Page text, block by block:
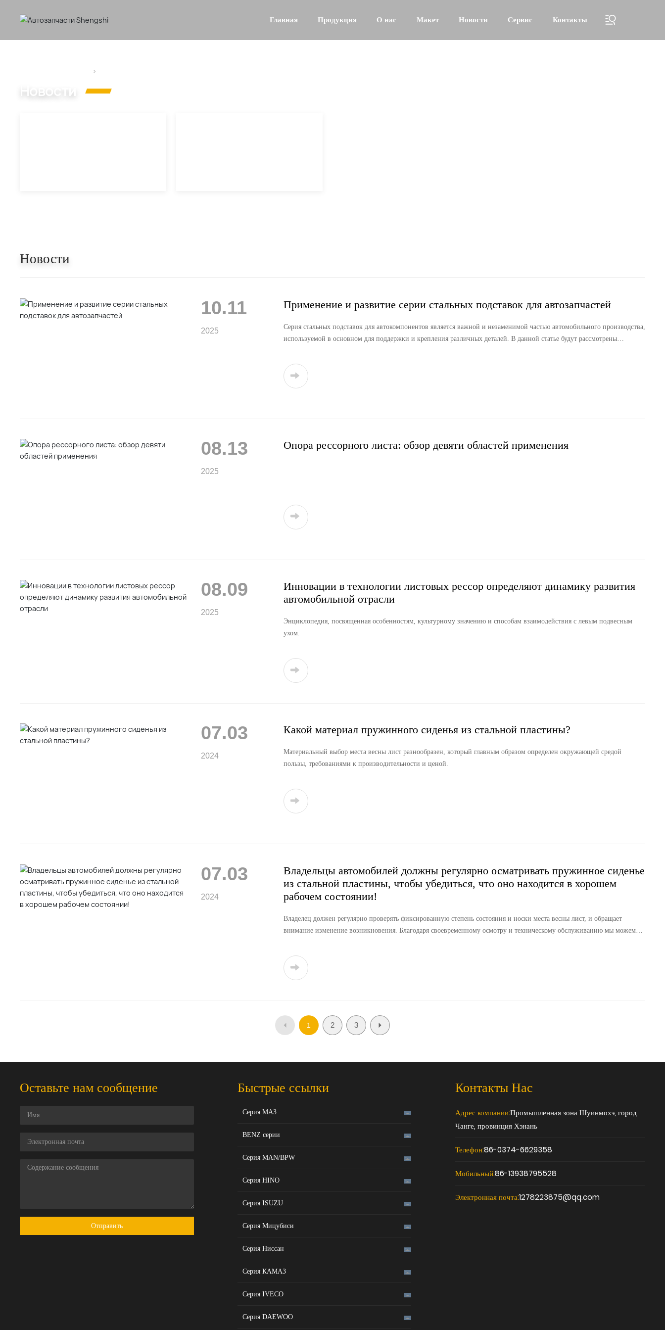
Главная Продукция О нас Макет Новости Сервис Контакты
Новости
Новости
10.11
2025
Применение и развитие серии стальных подставок для автозапчастей
Серия стальных подставок для автокомпонентов является важной и незаменимой частью автомобильного производства,
используемой в основном для поддержки и крепления различных деталей. В данной статье будут рассмотрены
а также современное состояние и перспективы развития их применения в автомобильной отрасли. Путём глубокого
анализа стальных подставок мы стремимся предложить рекомендации предприятиям, способствуя техническому
прогрессу и инновациям в области автокомпонентов.
08.13
2025
Опора рессорного листа: обзор девяти областей применения
08.09
2025
Инновации в технологии листовых рессор определяют динамику развития
автомобильной отрасли
Энциклопедия, посвященная особенностям, культурному значению и способам взаимодействия с левым подвесным
ухом.
07.03
2024
Какой материал пружинного сиденья из стальной пластины?
Материальный выбор места весны лист разнообразен, который главным образом определен окружающей средой
пользы, требованиями к производительности и ценой.
07.03
2024
Владельцы автомобилей должны регулярно осматривать пружинное сиденье
из стальной пластины, чтобы убедиться, что оно находится в хорошем
рабочем состоянии!
Владелец должен регулярно проверять фиксированную степень состояния и носки места весны лист, и обращает
внимание изменение возникновения. Благодаря своевременному осмотру и техническому обслуживанию мы можем
надежную гарантию безопасности и комфорта автомобиля.
1 2 3
Оставьте нам сообщение
Отправить
Быстрые ссылки
Серия МАЗ
BENZ серии
Серия MAN/BPW
Серия HINO
Серия ISUZU
Серия Мицубиси
Серия Ниссан
Серия КАМАЗ
Серия IVECO
Серия DAEWOO
Контакты Нас
Адрес компании:Промышленная зона Шуинмохэ, город
Чанге, провинция Хэнань
Телефон:86-0374-6629358
Мобильный:86-13938795528
Электронная почта:1278223875@qq.com